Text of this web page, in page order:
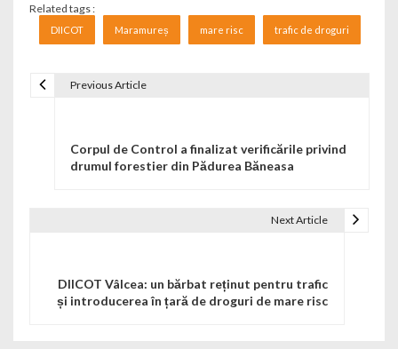
Related tags :
DIICOT Maramureș mare risc trafic de droguri
Previous Article
Corpul de Control a finalizat verificările privind
drumul forestier din Pădurea Băneasa
Next Article
DIICOT Vâlcea: un bărbat reținut pentru trafic
și introducerea în țară de droguri de mare risc